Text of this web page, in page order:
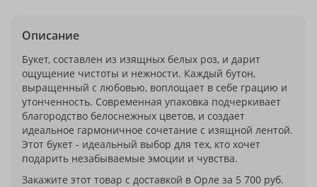
Описание
Букет, составлен из изящных белых роз, и дарит
ощущение чистоты и нежности. Каждый бутон,
выращенный с любовью, воплощает в себе грацию и
утонченность. Современная упаковка подчеркивает
благородство белоснежных цветов, и создает
идеальное гармоничное сочетание с изящной лентой.
Этот букет - идеальный выбор для тех, кто хочет
подарить незабываемые эмоции и чувства.
Закажите этот товар с доставкой в Орле за 5 700 руб.